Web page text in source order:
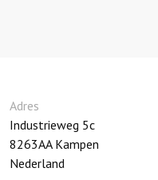
Adres
Industrieweg 5c
8263AA Kampen
Nederland